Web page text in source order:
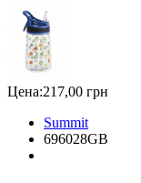
Цена:217,00 грн
Summit
696028GB